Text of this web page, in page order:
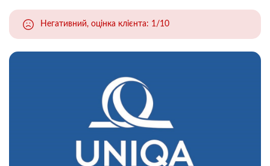
Негативний, оцінка клієнта: 1/10